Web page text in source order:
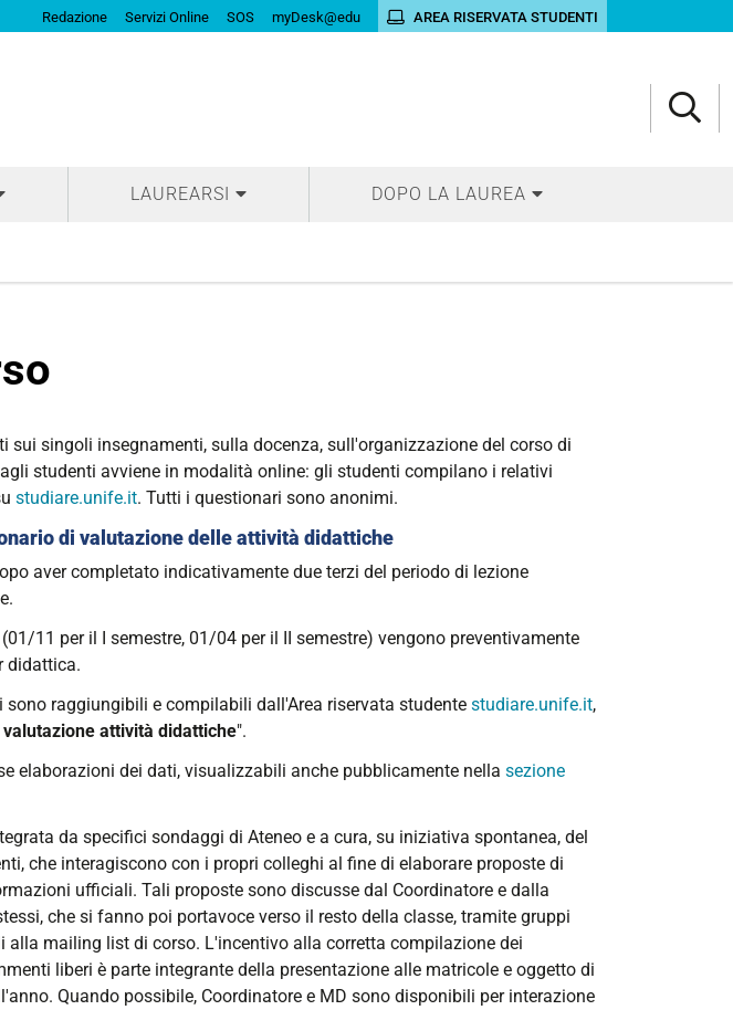
Redazione Servizi Online SOS myDesk@edu AREA RISERVATA STUDENTI
LAUREARSI DOPO LA LAUREA
sui singoli insegnamenti, sulla docenza, sull'organizzazione del corso di
studenti avviene in modalità online: gli studenti compilano i relativi
studiare.unife.it. Tutti i questionari sono anonimi.
di valutazione delle attività didattiche
aver completato indicativamente due terzi del periodo di lezione
11 per il I semestre, 01/04 per il II semestre) vengono preventivamente
didattica.
raggiungibili e compilabili dall'Area riservata studente studiare.unife.it,
attività didattiche".
elaborazioni dei dati, visualizzabili anche pubblicamente nella sezione
da specifici sondaggi di Ateneo e a cura, su iniziativa spontanea, del
che interagiscono con i propri colleghi al fine di elaborare proposte di
ufficiali. Tali proposte sono discusse dal Coordinatore e dalla
che si fanno poi portavoce verso il resto della classe, tramite gruppi
mailing list di corso. L'incentivo alla corretta compilazione dei
liberi è parte integrante della presentazione alle matricole e oggetto di
Quando possibile, Coordinatore e MD sono disponibili per interazione